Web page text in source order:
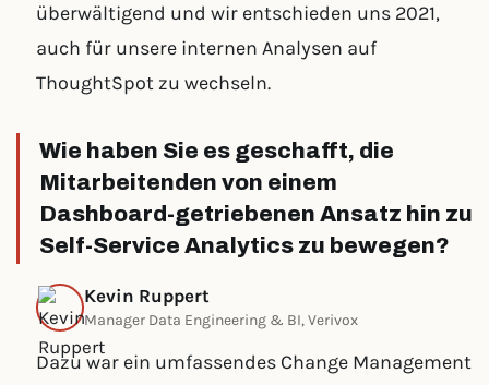
überwältigend und wir entschieden uns 2021,
auch für unsere internen Analysen auf
ThoughtSpot zu wechseln.
Wie haben Sie es geschafft, die
Mitarbeitenden von einem
Dashboard-getriebenen Ansatz hin zu
Self-Service Analytics zu bewegen?
Kevin Ruppert
Manager Data Engineering & BI, Verivox
Dazu war ein umfassendes Change Management